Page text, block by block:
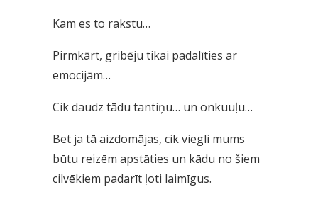
Kam es to rakstu…
Pirmkārt, gribēju tikai padalīties ar
emocijām…
Cik daudz tādu tantiņu… un onkuuļu…
Bet ja tā aizdomājas, cik viegli mums
būtu reizēm apstāties un kādu no šiem
cilvēkiem padarīt ļoti laimīgus.